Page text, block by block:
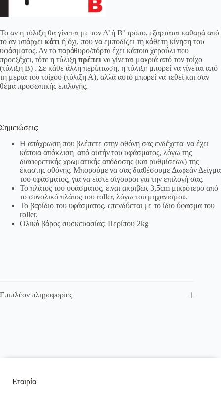
Το αν η τύλιξη θα γίνεται με τον Α’ ή Β’ τρόπο, εξαρτάται καθαρά από
το αν υπάρχει κάτι ή όχι, που να εμποδίζει τη κάθετη κίνηση του
υφάσματος. Αν το παράθυρο/πόρτα έχει κάποιο χερούλι που
προεξέχει, τότε η τύλιξη πρέπει να γίνεται μακριά από τον τοίχο
(τύλιξη Β) . Σε κάθε άλλη περίπτωση, η τύλιξη μπορεί να γίνεται από
τη μεριά του τοίχου (τύλιξη Α), αλλά αυτό μπορεί να τεθεί και σαν
θέμα προσωπικής επιλογής.
Σημειώσεις:
Η απόχρωση που βλέπετε στην οθόνη σας ενδέχεται να έχει
κάποια απόκλιση από αυτήν του υφάσματος, λόγω της
διαφορετικής χρωματικής απόδοσης (και ρυθμίσεων) της
έκαστης οθόνης. Μπορούμε να σας διαθέσουμε Δωρεάν Δείγμα
του υφάσματος, για να είστε σίγουροι για την επιλογή σας.
Το πλάτος του υφάσματος, είναι ακριβώς 3,5cm μικρότερο από
το συνολικό πλάτος του roller, λόγω του μηχανισμού.
Το βαρίδιο του υφάσματος, επενδύεται με το ίδιο ύφασμα του
roller.
Ολικό βάρος συσκευασίας: Περίπου 2kg
Επιπλέον πληροφορίες
Εταιρία